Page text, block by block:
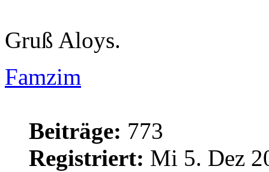
Gruß Aloys.
Famzim
Beiträge: 773
Registriert: Mi 5. Dez